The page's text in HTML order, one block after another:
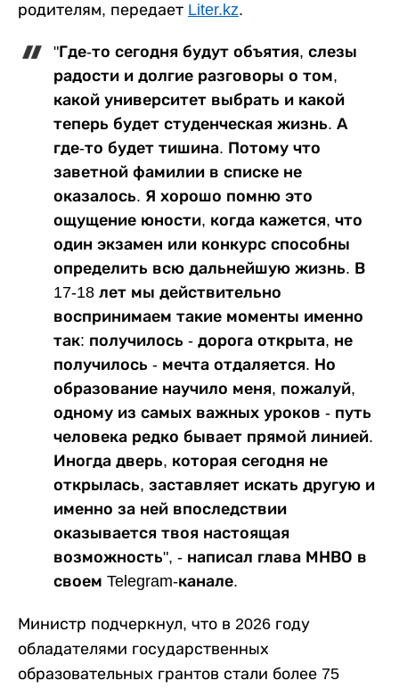
родителям, передает Liter.kz.
"Где-то сегодня будут объятия, слезы
радости и долгие разговоры о том,
какой университет выбрать и какой
теперь будет студенческая жизнь. А
где-то будет тишина. Потому что
заветной фамилии в списке не
оказалось. Я хорошо помню это
ощущение юности, когда кажется, что
один экзамен или конкурс способны
определить всю дальнейшую жизнь. В
17-18 лет мы действительно
воспринимаем такие моменты именно
так: получилось - дорога открыта, не
получилось - мечта отдаляется. Но
образование научило меня, пожалуй,
одному из самых важных уроков - путь
человека редко бывает прямой линией.
Иногда дверь, которая сегодня не
открылась, заставляет искать другую и
именно за ней впоследствии
оказывается твоя настоящая
возможность", - написал глава МНВО в
своем Telegram-канале.
Министр подчеркнул, что в 2026 году
обладателями государственных
образовательных грантов стали более 75